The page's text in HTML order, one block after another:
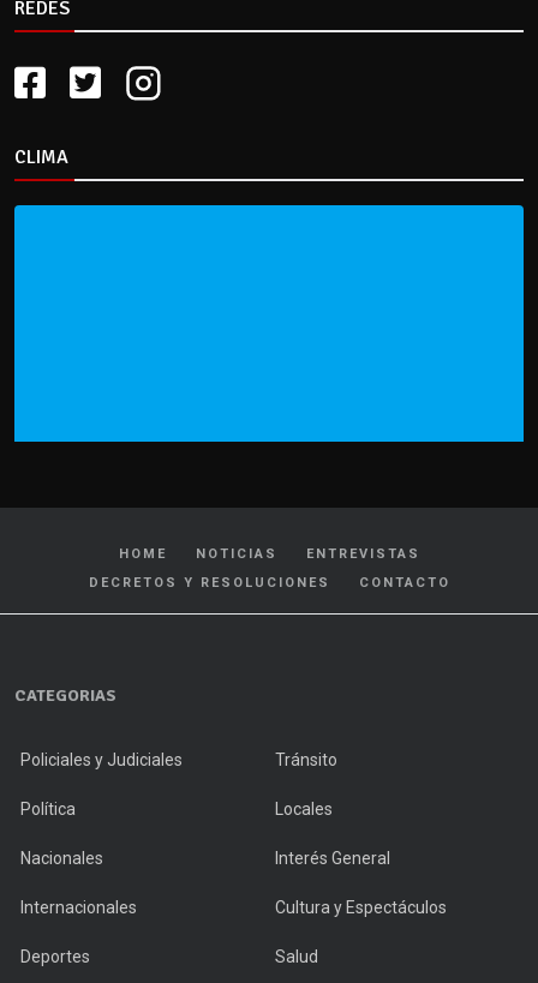
REDES
CLIMA
HOME NOTICIAS
ENTREVISTAS
DECRETOS Y RESOLUCIONES
CONTACTO
CATEGORIAS
Policiales y Judiciales Tránsito
Política Locales
Nacionales Interés General
Internacionales Cultura y Espectáculos
Deportes Salud